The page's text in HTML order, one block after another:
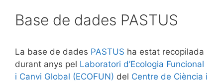
Base de dades PASTUS
La base de dades PASTUS ha estat recopilada
durant anys pel Laboratori d’Ecologia Funcional
i Canvi Global (ECOFUN) del Centre de Ciència i